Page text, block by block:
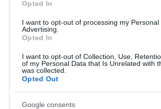
Opted In
I want to opt-out of processing my Personal
Advertising.
Opted In
I want to opt-out of Collection, Use,
of my Personal Data that Is Unrelated with
was collected.
Opted Out
Google consents